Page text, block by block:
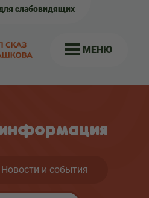
слабовидящих
МЕНЮ
Новости и события